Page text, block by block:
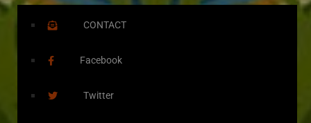
CONTACT
Facebook
Twitter